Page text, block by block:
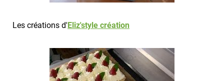
Les créations d'Eliz'style création